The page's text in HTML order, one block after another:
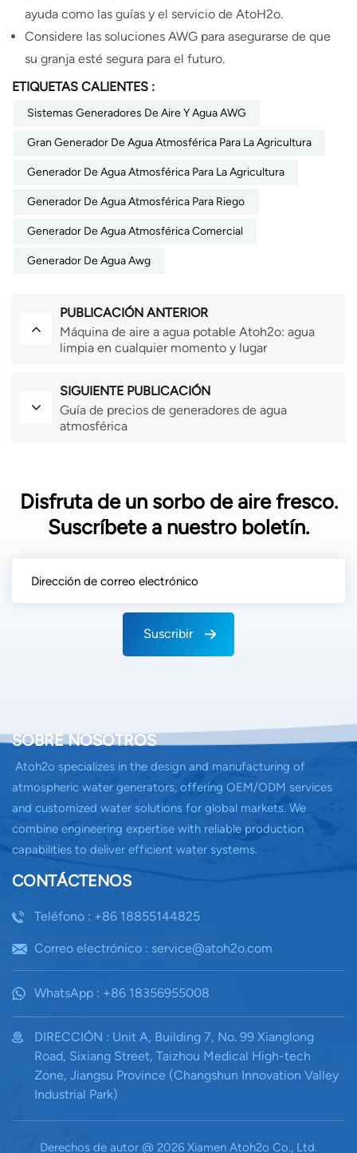
ayuda como las guías y el servicio de AtoH2o.
Considere las soluciones AWG para asegurarse de que
su granja esté segura para el futuro.
ETIQUETAS CALIENTES :
Sistemas Generadores De Aire Y Agua AWG
Gran Generador De Agua Atmosférica Para La Agricultura
Generador De Agua Atmosférica Para La Agricultura
Generador De Agua Atmosférica Para Riego
Generador De Agua Atmosférica Comercial
Generador De Agua Awg
PUBLICACIÓN ANTERIOR
Máquina de aire a agua potable Atoh2o: agua
limpia en cualquier momento y lugar
SIGUIENTE PUBLICACIÓN
Guía de precios de generadores de agua
atmosférica
Disfruta de un sorbo de aire fresco.
Suscríbete a nuestro boletín.
Suscribir
SOBRE NOSOTROS
Atoh2o specializes in the design and manufacturing of
atmospheric water generators, offering OEM/ODM services
and customized water solutions for global markets. We
combine engineering expertise with reliable production
capabilities to deliver efficient water systems.
CONTÁCTENOS
Teléfono : +86 18855144825
Correo electrónico : service@atoh2o.com
WhatsApp : +86 18356955008
DIRECCIÓN : Unit A, Building 7, No. 99 Xianglong
Road, Sixiang Street, Taizhou Medical High-tech
Zone, Jiangsu Province (Changshun Innovation Valley
Industrial Park)
Derechos de autor @ 2026 Xiamen Atoh2o Co., Ltd.